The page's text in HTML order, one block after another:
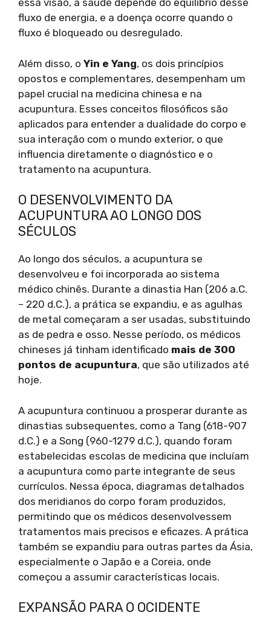
essa visão, a saúde depende do equilíbrio desse
fluxo de energia, e a doença ocorre quando o
fluxo é bloqueado ou desregulado.
Além disso, o Yin e Yang, os dois princípios
opostos e complementares, desempenham um
papel crucial na medicina chinesa e na
acupuntura. Esses conceitos filosóficos são
aplicados para entender a dualidade do corpo e
sua interação com o mundo exterior, o que
influencia diretamente o diagnóstico e o
tratamento na acupuntura.
O DESENVOLVIMENTO DA
ACUPUNTURA AO LONGO DOS
SÉCULOS
Ao longo dos séculos, a acupuntura se
desenvolveu e foi incorporada ao sistema
médico chinês. Durante a dinastia Han (206 a.C.
– 220 d.C.), a prática se expandiu, e as agulhas
de metal começaram a ser usadas, substituindo
as de pedra e osso. Nesse período, os médicos
chineses já tinham identificado mais de 300
pontos de acupuntura, que são utilizados até
hoje.
A acupuntura continuou a prosperar durante as
dinastias subsequentes, como a Tang (618-907
d.C.) e a Song (960-1279 d.C.), quando foram
estabelecidas escolas de medicina que incluíam
a acupuntura como parte integrante de seus
currículos. Nessa época, diagramas detalhados
dos meridianos do corpo foram produzidos,
permitindo que os médicos desenvolvessem
tratamentos mais precisos e eficazes. A prática
também se expandiu para outras partes da Ásia,
especialmente o Japão e a Coreia, onde
começou a assumir características locais.
EXPANSÃO PARA O OCIDENTE